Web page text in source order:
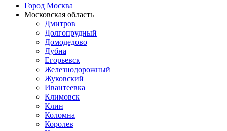
Город Москва
Московская область
Дмитров
Долгопрудный
Домодедово
Дубна
Егорьевск
Железнодорожный
Жуковский
Ивантеевка
Климовск
Клин
Коломна
Королев